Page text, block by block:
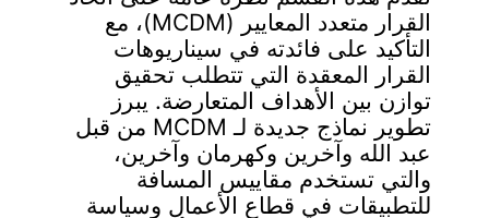
القرار متعدد المعايير (MCDM)، مع
التأكيد على فائدته في سيناريوهات
القرار المعقدة التي تتطلب تحقيق
توازن بين الأهداف المتعارضة. يبرز
تطوير نماذج جديدة لـ MCDM من قبل
عبد الله وآخرين وكهرمان وآخرين،
والتي تستخدم مقاييس المسافة
للتطبيقات في قطاع الأعمال وسياسة